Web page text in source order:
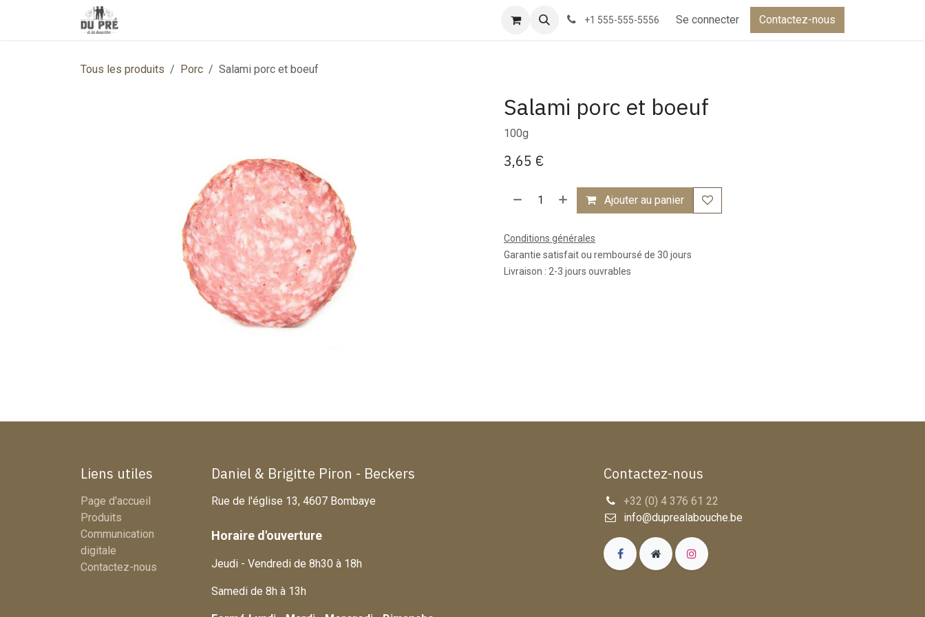
Se rendre au contenu
+1 555-555-5556 Se connecter Contactez-nous
Tous les produits Porc Salami porc et boeuf
Salami porc et boeuf
100g
3,65 €
Ajouter au panier
Conditions générales
Garantie satisfait ou remboursé de 30 jours
Livraison : 2-3 jours ouvrables
Liens utiles
Page d'accueil
Produits
Communication
digitale
Contactez-nous
Daniel & Brigitte Piron - Beckers
Rue de l'église 13, 4607 Bombaye
Horaire d'ouverture
Jeudi - Vendredi de 8h30 à 18h
Samedi de 8h à 13h
Contactez-nous
+32 (0) 4 376 61 22
info@duprealabouche.be